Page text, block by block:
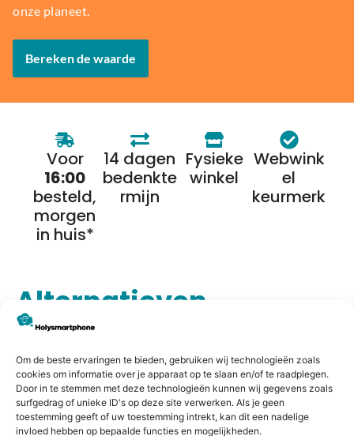
Om de beste ervaringen te bieden, gebruiken wij technologieën zoals
cookies om informatie over je apparaat op te slaan en/of te raadplegen.
Door in te stemmen met deze technologieën kunnen wij gegevens zoals
surfgedrag of unieke ID's op deze site verwerken. Als je geen
toestemming geeft of uw toestemming intrekt, kan dit een nadelige
invloed hebben op bepaalde functies en mogelijkheden.
onze planeet.
Bereken de waarde
Voor
16:00
besteld,
morgen
in huis*
14 dagen
bedenkte
rmijn
Fysieke
winkel
Webwink
el
keurmerk
Alternatieven